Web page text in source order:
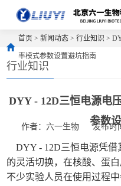
首页 >新闻动态 >行业知识 >
率模式参数设置避坑指南
行业知识
DYY - 12D三恒电源电
参数
作者：六一生物 发布时
DYY - 12D三恒电源凭借
的灵活切换，在核酸、蛋
不少实验人员在使用过程